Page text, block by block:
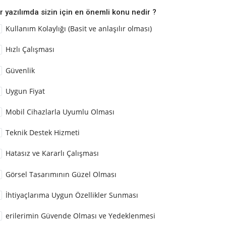
yazılımda sizin için en önemli konu nedir ?
Kullanım Kolaylığı (Basit ve anlaşılır olması)
Hızlı Çalışması
Güvenlik
Uygun Fiyat
Mobil Cihazlarla Uyumlu Olması
Teknik Destek Hizmeti
Hatasız ve Kararlı Çalışması
Görsel Tasarımının Güzel Olması
İhtiyaçlarıma Uygun Özellikler Sunması
erilerimin Güvende Olması ve Yedeklenmesi